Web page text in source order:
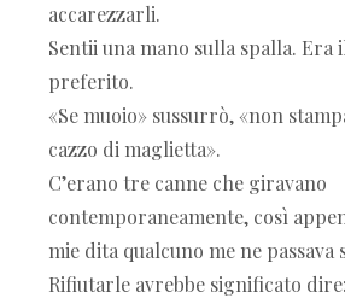
accarezzarli.
Sentii una mano sulla spalla. Era
preferito.
«Se muoio» sussurrò, «non
cazzo di maglietta».
C’erano tre canne che giravano
contemporaneamente, così
mie dita qualcuno me ne passava
Rifiutarle avrebbe significato